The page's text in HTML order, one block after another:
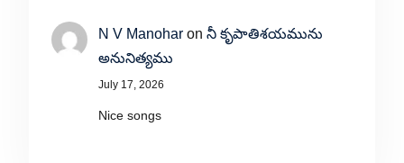
N V Manoharon నీ కృపాతిశయమును
అనునిత్యము
July 17, 2026
Nice songs